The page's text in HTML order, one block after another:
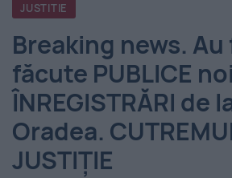
România
-
Evenimentul
Zilei
JUSTITIE
Breaking news.
făcute PUBLICE noi
ÎNREGISTRĂRI de
Oradea.
JUSTIȚIE